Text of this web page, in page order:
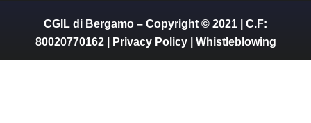
CGIL di Bergamo – Copyright © 2021 | C.F:
80020770162 |
Privacy Policy| Whistleblowing